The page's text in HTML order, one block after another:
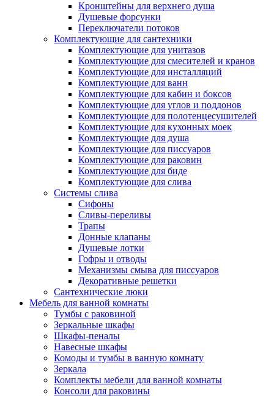
Кронштейны для верхнего душа
Душевые форсунки
Переключатели потоков
Комплектующие для сантехники
Комплектующие для унитазов
Комплектующие для смесителей и кранов
Комплектующие для инсталляций
Комплектующие для ванн
Комплектующие для кабин и боксов
Комплектующие для углов и поддонов
Комплектующие для полотенцесушителей
Комплектующие для кухонных моек
Комплектующие для душа
Комплектующие для писсуаров
Комплектующие для раковин
Комплектующие для биде
Комплектующие для слива
Системы слива
Сифоны
Сливы-переливы
Трапы
Донные клапаны
Душевые лотки
Гофры и отводы
Механизмы смыва для писсуаров
Декоративные решетки
Сантехнические люки
Мебель для ванной комнаты
Тумбы с раковиной
Зеркальные шкафы
Шкафы-пеналы
Навесные шкафы
Комоды и тумбы в ванную комнату
Зеркала
Комплекты мебели для ванной комнаты
Консоли для раковины